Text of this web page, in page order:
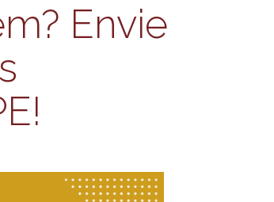
Envie